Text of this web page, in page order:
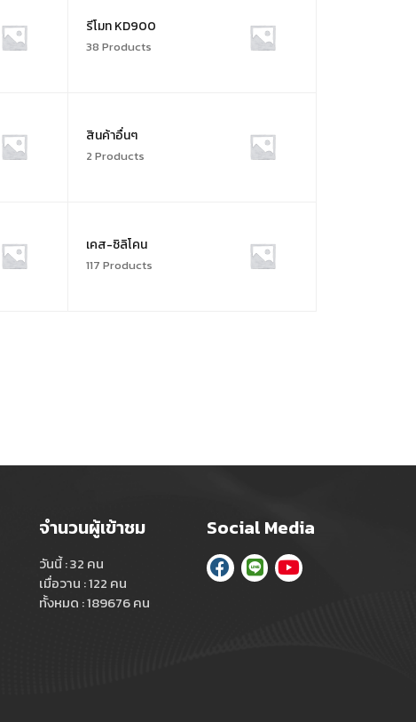
รีโมท KD900
38 Products
สินค้าอื่นๆ
2 Products
เคส-ซิลิโคน
117 Products
จำนวนผู้เข้าชม
วันนี้ : 32 คน
เมื่อวาน : 122 คน
ทั้งหมด : 189676 คน
Social Media